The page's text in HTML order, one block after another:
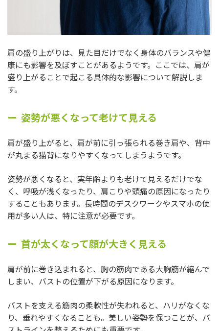
肩の盛り上がりは、見た目だけでなく身体のバランスや健
康にも影響を及ぼすことがあるようです。ここでは、肩が
盛り上がることで起こる具体的な影響について解説しま
す。
姿勢が悪くなって老けて見える
肩が盛り上がると、肩が前に引っ張られる巻き肩や、背中
が丸まる猫背になりやすくなってしまうようです。
姿勢が悪くなると、実年齢よりも老けて見えるだけでな
く、呼吸が浅くなったり、肩こりや頭痛の原因になったり
することもあります。長時間のデスクワークやスマホの使
用が多い人は、特に注意が必要です。
首が太くなって顔が大きく見える
肩が前に巻き込まれると、胸の筋肉である大胸筋が縮んで
しまい、バストの位置が下がる原因になります。
バストを支える筋肉の柔軟性が失われると、ハリがなくな
り、垂れやすくなることも。美しい姿勢を保つことが、バ